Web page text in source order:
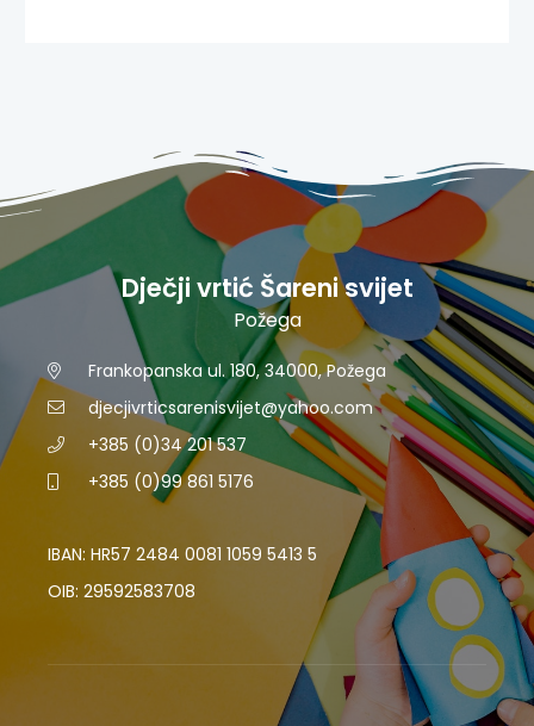
Dječji vrtić Šareni svijet
Požega
Frankopanska ul. 180, 34000, Požega
djecjivrticsarenisvijet@yahoo.com
+385 (0)34 201 537
+385 (0)99 861 5176
IBAN: HR57 2484 0081 1059 5413 5
OIB: 29592583708